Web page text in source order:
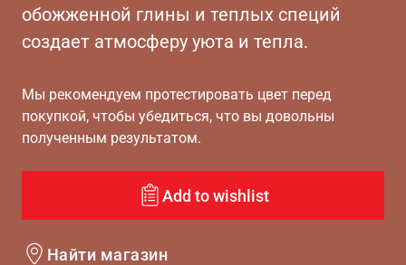
обожженной глины и теплых специй
создает атмосферу уюта и тепла.
Мы рекомендуем протестировать цвет перед
покупкой, чтобы убедиться, что вы довольны
полученным результатом.
Add to wishlist
Найти магазин